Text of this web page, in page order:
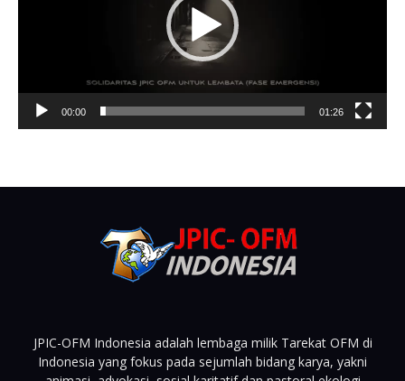
00:00 01:26
JPIC-OFM Indonesia adalah lembaga milik Tarekat OFM di
Indonesia yang fokus pada sejumlah bidang karya, yakni